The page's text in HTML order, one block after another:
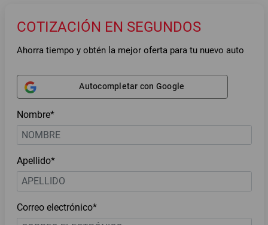
COTIZACIÓN EN SEGUNDOS
Ahorra tiempo y obtén la mejor oferta para tu nuevo auto
Autocompletar con Google
Nombre*
Apellido*
Correo electrónico*